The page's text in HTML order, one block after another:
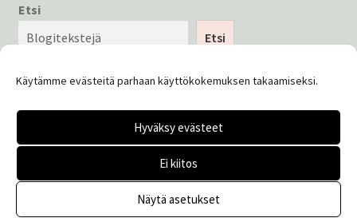
Käytämme evästeitä parhaan käyttökokemuksen takaamiseksi.
Hyväksy evästeet
Ei kiitos
Näytä asetukset
Etsi
Etsi
© Bedaprint 2026
Built with WooCommerce